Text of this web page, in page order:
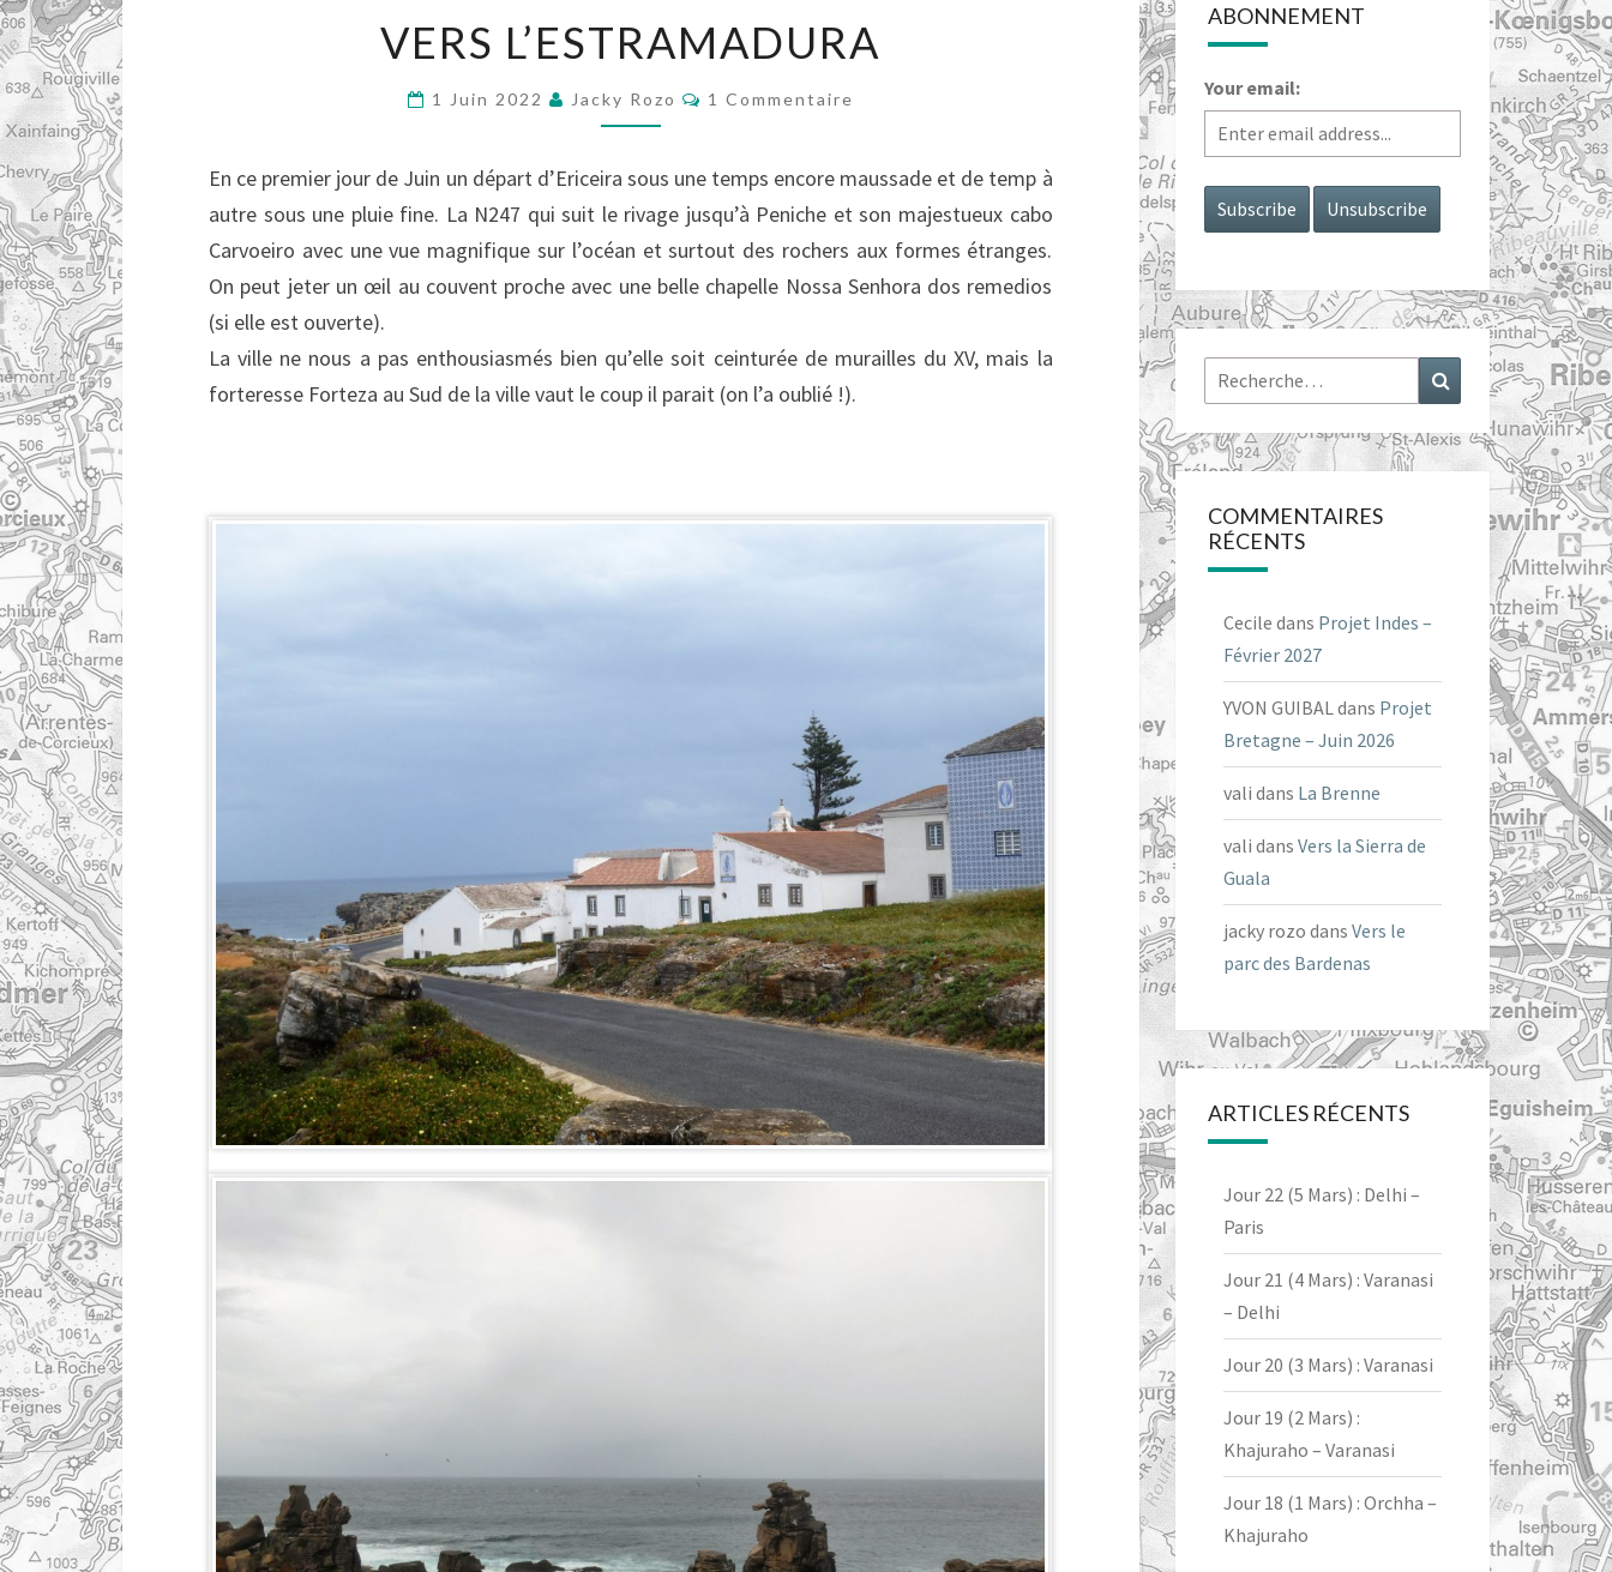
L’ESTRAMADURA
VERS L’ESTRAMADURA
1 Juin 2022 Jacky Rozo Commentaires
1 Commentaire
En ce premier jour de Juin un départ d’Ericeira sous une temps encore maussade et de temp à
autre sous une pluie fine. La N247 qui suit le rivage jusqu’à Peniche et son majestueux cabo
Carvoeiro avec une vue magnifique sur l’océan et surtout des rochers aux formes étranges.
On peut jeter un œil au couvent proche avec une belle chapelle Nossa Senhora dos remedios
(si elle est ouverte).
La ville ne nous a pas enthousiasmés bien qu’elle soit ceinturée de murailles du XV, mais la
forteresse Forteza au Sud de la ville vaut le coup il parait (on l’a oublié !).
ABONNEMENT
Your email:
Rechercher : Recherche
COMMENTAIRES
RÉCENTS
Cecile dans Projet Indes –
Février 2027
YVON GUIBALdans Projet
Bretagne – Juin 2026
vali dans La Brenne
vali dans Vers la Sierra de
Guala
jacky rozo dans Vers le
parc des Bardenas
ARTICLES RÉCENTS
Jour 22 (5 Mars) : Delhi –
Paris
Jour 21 (4 Mars) : Varanasi
– Delhi
Jour 20 (3 Mars) : Varanasi
Jour 19 (2 Mars) :
Khajuraho – Varanasi
Jour 18 (1 Mars) : Orchha –
Khajuraho